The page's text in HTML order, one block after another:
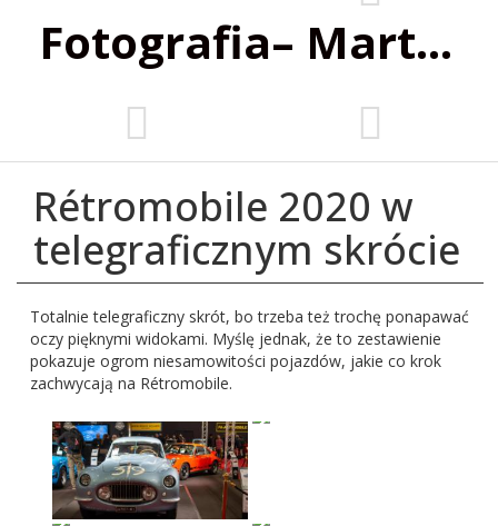
Fotografia‌– Marta Wiśniewska
Rétromobile 2020 w
telegraficznym skrócie
Totalnie telegraficzny skrót, bo trzeba też trochę ponapawać
oczy pięknymi widokami. Myślę jednak, że to zestawienie
pokazuje ogrom niesamowitości pojazdów, jakie co krok
zachwycają na Rétromobile.